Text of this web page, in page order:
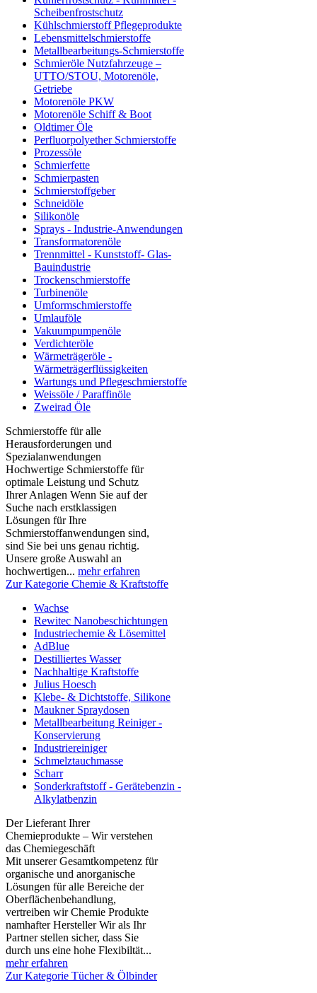
Scheibenfrostschutz
Kühlschmierstoff Pflegeprodukte
Lebensmittelschmierstoffe
Metallbearbeitungs-Schmierstoffe
Schmieröle Nutzfahrzeuge –
UTTO/STOU, Motorenöle,
Getriebe
Motorenöle PKW
Motorenöle Schiff & Boot
Oldtimer Öle
Perfluorpolyether Schmierstoffe
Prozessöle
Schmierfette
Schmierpasten
Schmierstoffgeber
Schneidöle
Silikonöle
Sprays - Industrie-Anwendungen
Transformatorenöle
Trennmittel - Kunststoff- Glas-
Bauindustrie
Trockenschmierstoffe
Turbinenöle
Umformschmierstoffe
Umlauföle
Vakuumpumpenöle
Verdichteröle
Wärmeträgeröle -
Wärmeträgerflüssigkeiten
Wartungs und Pflegeschmierstoffe
Weissöle / Paraffinöle
Zweirad Öle
Schmierstoffe für alle
Herausforderungen und
Spezialanwendungen
Hochwertige Schmierstoffe für
optimale Leistung und Schutz
Ihrer Anlagen Wenn Sie auf der
Suche nach erstklassigen
Lösungen für Ihre
Schmierstoffanwendungen sind,
sind Sie bei uns genau richtig.
Unsere große Auswahl an
hochwertigen... mehr erfahren
Zur Kategorie Chemie & Kraftstoffe
Wachse
Rewitec Nanobeschichtungen
Industriechemie & Lösemittel
AdBlue
Destilliertes Wasser
Nachhaltige Kraftstoffe
Julius Hoesch
Klebe- & Dichtstoffe, Silikone
Maukner Spraydosen
Metallbearbeitung Reiniger -
Konservierung
Industriereiniger
Schmelztauchmasse
Scharr
Sonderkraftstoff - Gerätebenzin -
Alkylatbenzin
Der Lieferant Ihrer
Chemieprodukte – Wir verstehen
das Chemiegeschäft
Mit unserer Gesamtkompetenz für
organische und anorganische
Lösungen für alle Bereiche der
Oberflächenbehandlung,
vertreiben wir Chemie Produkte
namhafter Hersteller Wir als Ihr
Partner stellen sicher, dass Sie
durch uns eine hohe Flexibiltät...
mehr erfahren
Zur Kategorie Tücher & Ölbinder